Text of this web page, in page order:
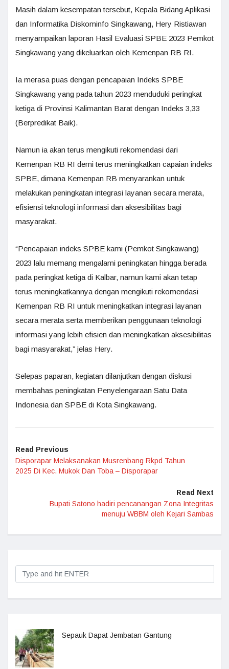
Masih dalam kesempatan tersebut, Kepala Bidang Aplikasi
dan Informatika Diskominfo Singkawang, Hery Ristiawan
menyampaikan laporan Hasil Evaluasi SPBE 2023 Pemkot
Singkawang yang dikeluarkan oleh Kemenpan RB RI.
Ia merasa puas dengan pencapaian Indeks SPBE
Singkawang yang pada tahun 2023 menduduki peringkat
ketiga di Provinsi Kalimantan Barat dengan Indeks 3,33
(Berpredikat Baik).
Namun ia akan terus mengikuti rekomendasi dari
Kemenpan RB RI demi terus meningkatkan capaian indeks
SPBE, dimana Kemenpan RB menyarankan untuk
melakukan peningkatan integrasi layanan secara merata,
efisiensi teknologi informasi dan aksesibilitas bagi
masyarakat.
“Pencapaian indeks SPBE kami (Pemkot Singkawang)
2023 lalu memang mengalami peningkatan hingga berada
pada peringkat ketiga di Kalbar, namun kami akan tetap
terus meningkatkannya dengan mengikuti rekomendasi
Kemenpan RB RI untuk meningkatkan integrasi layanan
secara merata serta memberikan penggunaan teknologi
informasi yang lebih efisien dan meningkatkan aksesibilitas
bagi masyarakat,” jelas Hery.
Selepas paparan, kegiatan dilanjutkan dengan diskusi
membahas peningkatan Penyelengaraan Satu Data
Indonesia dan SPBE di Kota Singkawang.
Read Previous
Disporapar Melaksanakan Musrenbang Rkpd Tahun
2025 Di Kec. Mukok Dan Toba – Disporapar
Read Next
Bupati Satono hadiri pencanangan Zona Integritas
menuju WBBM oleh Kejari Sambas
Sepauk Dapat Jembatan Gantung